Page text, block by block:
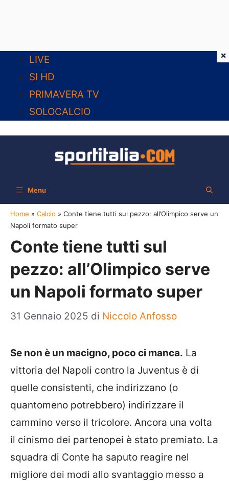
contenuto
LIVE
SI HD
PRIMAVERA TV
SOLOCALCIO
Menu
Home » Calcio » Conte tiene tutti sul pezzo: all’Olimpico serve un
Napoli formato super
Conte tiene tutti sul
pezzo: all’Olimpico serve
un Napoli formato super
31 Gennaio 2025 di Niccolo Anfosso
Se non è un macigno, poco ci manca. La
vittoria del Napoli contro la Juventus è di
quelle consistenti, che indirizzano (o
quantomeno potrebbero) indirizzare il
cammino verso il tricolore. Ancora una volta
il cinismo dei partenopei è stato premiato. La
squadra di Conte ha saputo reagire nel
migliore dei modi allo svantaggio messo a
×